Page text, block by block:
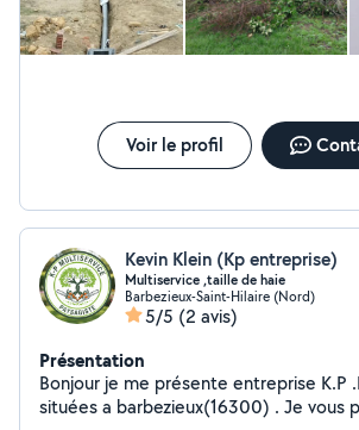
Voir le profil
Kevin Klein (Kp entreprise)
Multiservice ,taille de haie
Barbezieux-Saint-Hilaire (Nord)
5/5 (2 avis)
Présentation
Bonjour je me présente entreprise K.P
situées a barbezieux(16300) . Je vous proprose mes